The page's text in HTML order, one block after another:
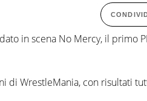
in scena No Mercy, il primo
di WrestleMania, con risultati